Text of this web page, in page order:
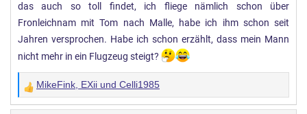
das auch so toll findet, ich fliege nämlich schon über
Fronleichnam mit Tom nach Malle, habe ich ihm schon seit
Jahren versprochen. Habe ich schon erzählt, dass mein Mann
nicht mehr in ein Flugzeug steigt?
W
e
MikeFink, EXii und Celli1985